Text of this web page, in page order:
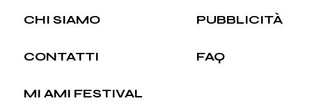
CHI SIAMO PUBBLICITÀ
CONTATTI FAQ
MI AMI FESTIVAL